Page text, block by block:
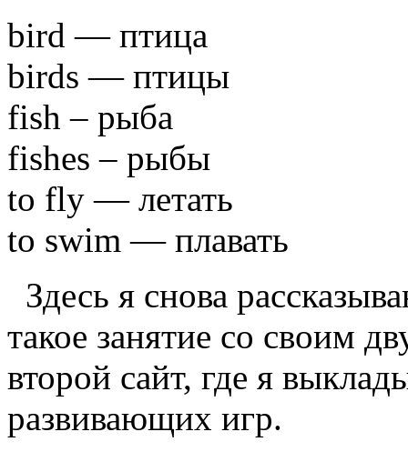
bird — птица
birds — птицы
fish – рыба
fishes – рыбы
to fly — летать
to swim — плавать
Здесь я снова
такое занятие со своим
второй сайт, где я
развивающих игр.